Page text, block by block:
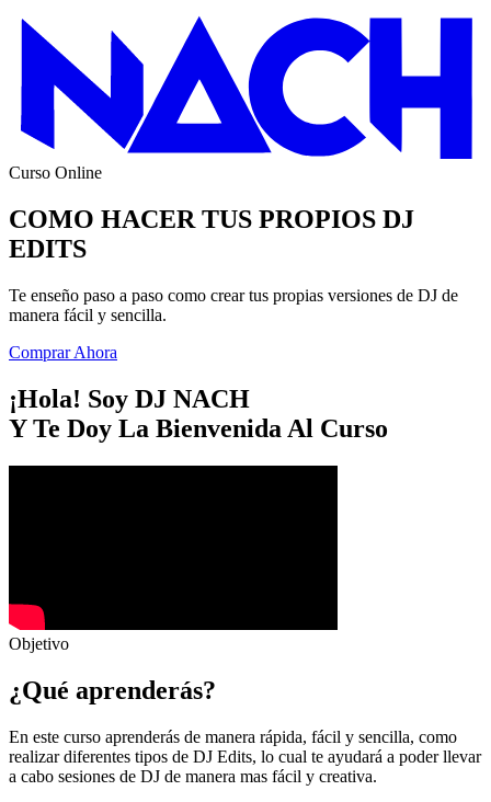
Curso Online
COMO HACER TUS PROPIOS DJ
EDITS
Te enseño paso a paso como crear tus propias versiones de DJ de
manera fácil y sencilla.
Comprar Ahora
¡Hola! Soy DJ NACH
Y Te Doy La Bienvenida Al Curso
Objetivo
¿Qué aprenderás?
En este curso aprenderás de manera rápida, fácil y sencilla, como
realizar diferentes tipos de DJ Edits, lo cual te ayudará a poder llevar
a cabo sesiones de DJ de manera mas fácil y creativa.